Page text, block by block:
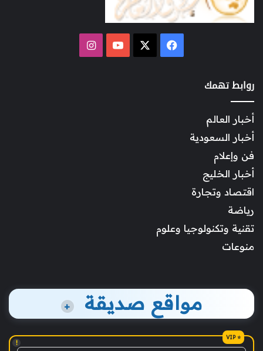
فيسبوك ‫YouTubeانستقرام
روابط تهمك
أخبار العالم
أخبار السعودية
فن وإعلام
أخبار الخليج
اقتصاد وتجارة
رياضة
تقنية وتكنولوجيا وعلوم
منوعات
مواقع صديقة +
!